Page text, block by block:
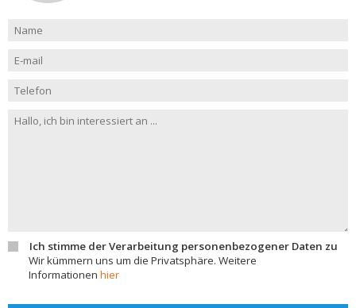
Ich stimme der Verarbeitung personenbezogener Daten zu
Wir kümmern uns um die Privatsphäre. Weitere
Informationen hier